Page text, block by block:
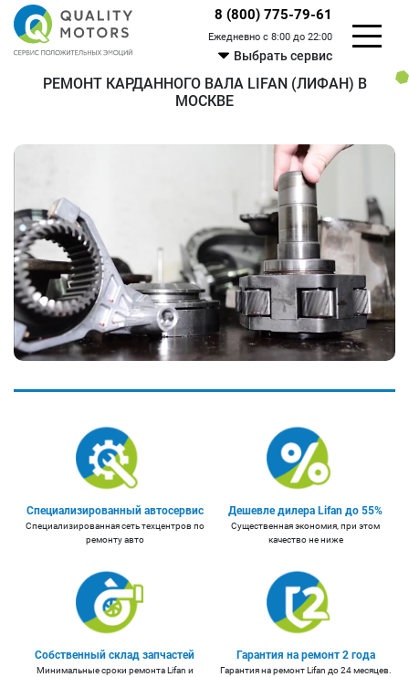
8 (800) 775-79-61
Ежедневно с 8:00 до 22:00
Выбрать сервис
РЕМОНТ КАРДАННОГО ВАЛА LIFAN (ЛИФАН) В
МОСКВЕ
Специализированный автосервис
Специализированная сеть техцентров по
ремонту авто
Дешевле дилера Lifan до 55%
Существенная экономия, при этом
качество не ниже
Собственный склад запчастей
Минимальные сроки ремонта Lifan и
Гарантия на ремонт 2 года
Гарантия на ремонт Lifan до 24 месяцев.